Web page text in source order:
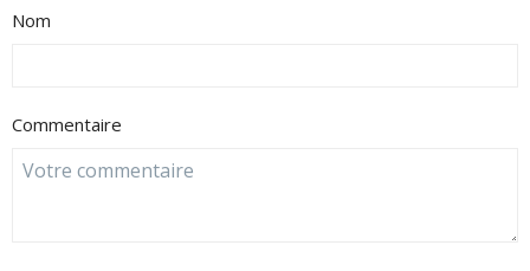
Nom
Commentaire